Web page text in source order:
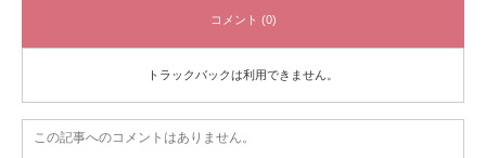
コメント (0)
トラックバックは利用できません。
この記事へのコメントはありません。